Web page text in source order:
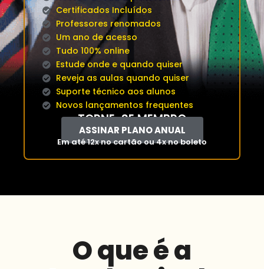
Certificados Incluídos
Professores renomados
Um ano de acesso
Tudo 100% online
Estude onde e quando quiser
Reveja as aulas quando quiser
Suporte técnico aos alunos
Novos lançamentos frequentes
TORNE-SE MEMBRO
ASSINAR PLANO ANUAL
Em até 12x no cartão ou 4x no boleto
O que é a